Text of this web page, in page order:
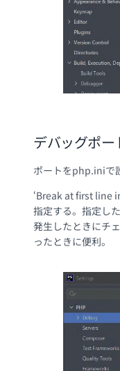
デバッグポー
ポートをphp.iniで
‘Break at first line
指定する。指定し
発生したときにチ
ったときに便利。